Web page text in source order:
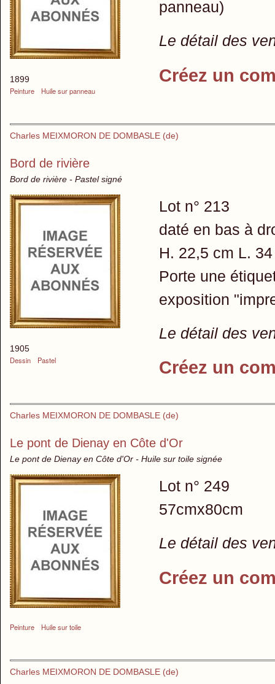
1899
Peinture
Huile sur panneau
panneau)
Le détail des
Créez un
Charles MEIXMORON DE DOMBASLE (de)
Bord de rivière
Bord de rivière - Pastel signé
1905
Dessin
Pastel
Lot n° 213
daté en bas à
H. 22,5 cm L.
Porte une
exposition
Le détail des
Créez un
Charles MEIXMORON DE DOMBASLE (de)
Le pont de Dienay en Côte d'Or
Le pont de Dienay en Côte d'Or - Huile sur toile signée
Peinture Huile sur toile
Lot n° 249
57cmx80cm
Le détail des
Créez un
Charles MEIXMORON DE DOMBASLE (de)